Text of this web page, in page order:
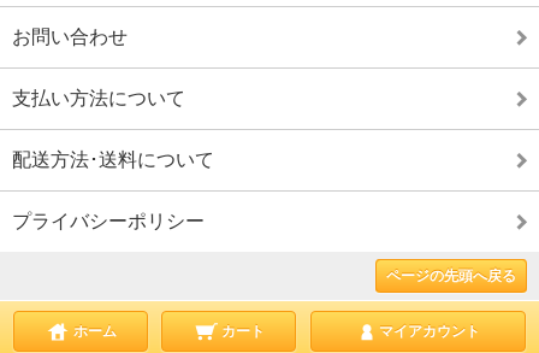
お問い合わせ
支払い方法について
配送方法･送料について
プライバシーポリシー
ページの先頭へ戻る
ホーム カート マイアカウント